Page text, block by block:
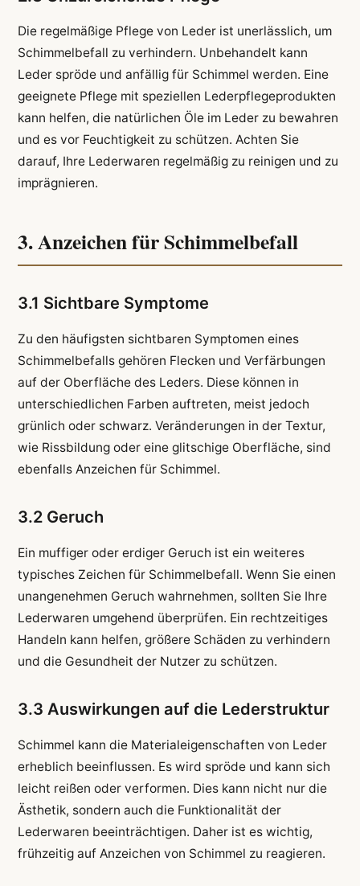
Die regelmäßige Pflege von Leder ist unerlässlich, um
Schimmelbefall zu verhindern. Unbehandelt kann
Leder spröde und anfällig für Schimmel werden. Eine
geeignete Pflege mit speziellen Lederpflegeprodukten
kann helfen, die natürlichen Öle im Leder zu bewahren
und es vor Feuchtigkeit zu schützen. Achten Sie
darauf, Ihre Lederwaren regelmäßig zu reinigen und zu
imprägnieren.
3. Anzeichen für Schimmelbefall
3.1 Sichtbare Symptome
Zu den häufigsten sichtbaren Symptomen eines
Schimmelbefalls gehören Flecken und Verfärbungen
auf der Oberfläche des Leders. Diese können in
unterschiedlichen Farben auftreten, meist jedoch
grünlich oder schwarz. Veränderungen in der Textur,
wie Rissbildung oder eine glitschige Oberfläche, sind
ebenfalls Anzeichen für Schimmel.
3.2 Geruch
Ein muffiger oder erdiger Geruch ist ein weiteres
typisches Zeichen für Schimmelbefall. Wenn Sie einen
unangenehmen Geruch wahrnehmen, sollten Sie Ihre
Lederwaren umgehend überprüfen. Ein rechtzeitiges
Handeln kann helfen, größere Schäden zu verhindern
und die Gesundheit der Nutzer zu schützen.
3.3 Auswirkungen auf die Lederstruktur
Schimmel kann die Materialeigenschaften von Leder
erheblich beeinflussen. Es wird spröde und kann sich
leicht reißen oder verformen. Dies kann nicht nur die
Ästhetik, sondern auch die Funktionalität der
Lederwaren beeinträchtigen. Daher ist es wichtig,
frühzeitig auf Anzeichen von Schimmel zu reagieren.